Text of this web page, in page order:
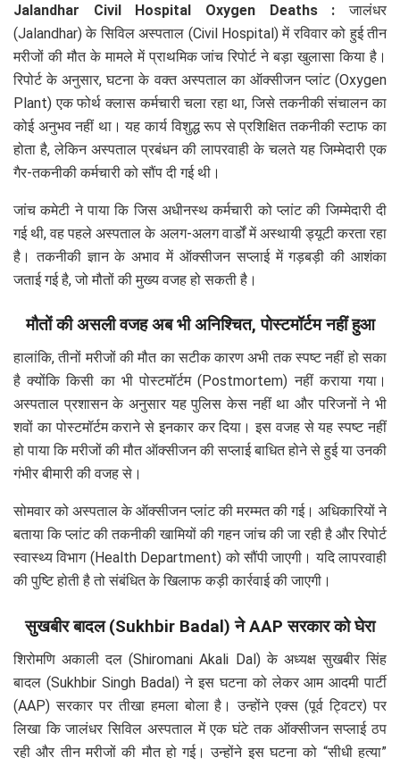
Jalandhar Civil Hospital Oxygen Deaths :जालंधर
(Jalandhar) के सिविल अस्पताल (Civil Hospital) में रविवार को हुई तीन
मरीजों की मौत के मामले में प्राथमिक जांच रिपोर्ट ने बड़ा खुलासा किया है।
रिपोर्ट के अनुसार, घटना के वक्त अस्पताल का ऑक्सीजन प्लांट (Oxygen
Plant) एक फोर्थ क्लास कर्मचारी चला रहा था, जिसे तकनीकी संचालन का
कोई अनुभव नहीं था। यह कार्य विशुद्ध रूप से प्रशिक्षित तकनीकी स्टाफ का
होता है, लेकिन अस्पताल प्रबंधन की लापरवाही के चलते यह जिम्मेदारी एक
गैर-तकनीकी कर्मचारी को सौंप दी गई थी।
जांच कमेटी ने पाया कि जिस अधीनस्थ कर्मचारी को प्लांट की जिम्मेदारी दी
गई थी, वह पहले अस्पताल के अलग-अलग वार्डों में अस्थायी ड्यूटी करता रहा
है। तकनीकी ज्ञान के अभाव में ऑक्सीजन सप्लाई में गड़बड़ी की आशंका
जताई गई है, जो मौतों की मुख्य वजह हो सकती है।
मौतों की असली वजह अब भी अनिश्चित, पोस्टमॉर्टम नहीं हुआ
हालांकि, तीनों मरीजों की मौत का सटीक कारण अभी तक स्पष्ट नहीं हो सका
है क्योंकि किसी का भी पोस्टमॉर्टम (Postmortem) नहीं कराया गया।
अस्पताल प्रशासन के अनुसार यह पुलिस केस नहीं था और परिजनों ने भी
शवों का पोस्टमॉर्टम कराने से इनकार कर दिया। इस वजह से यह स्पष्ट नहीं
हो पाया कि मरीजों की मौत ऑक्सीजन की सप्लाई बाधित होने से हुई या उनकी
गंभीर बीमारी की वजह से।
सोमवार को अस्पताल के ऑक्सीजन प्लांट की मरम्मत की गई। अधिकारियों ने
बताया कि प्लांट की तकनीकी खामियों की गहन जांच की जा रही है और रिपोर्ट
स्वास्थ्य विभाग (Health Department) को सौंपी जाएगी। यदि लापरवाही
की पुष्टि होती है तो संबंधित के खिलाफ कड़ी कार्रवाई की जाएगी।
सुखबीर बादल (Sukhbir Badal) ने AAP सरकार को घेरा
शिरोमणि अकाली दल (Shiromani Akali Dal) के अध्यक्ष सुखबीर सिंह
बादल (Sukhbir Singh Badal) ने इस घटना को लेकर आम आदमी पार्टी
(AAP) सरकार पर तीखा हमला बोला है। उन्होंने एक्स (पूर्व ट्विटर) पर
लिखा कि जालंधर सिविल अस्पताल में एक घंटे तक ऑक्सीजन सप्लाई ठप
रही और तीन मरीजों की मौत हो गई। उन्होंने इस घटना को “सीधी हत्या”